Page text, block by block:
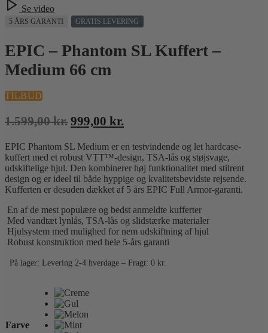
Se video
5 ÅRS GARANTI GRATIS LEVERING
EPIC – Phantom SL Kuffert –
Medium 66 cm
TILBUD
1.599,00kr. Den
pris
var:
1.599,00 kr..
999,00 kr.
pris
er:
999,00 kr..
EPIC Phantom SL Medium er en testvindende og let hardcase-
kuffert med et robust VTT™-design, TSA-lås og støjsvage,
udskiftelige hjul. Den kombinerer høj funktionalitet med stilrent
design og er ideel til både hyppige og kvalitetsbevidste rejsende.
Kufferten er desuden dækket af 5 års EPIC Full Armor-garanti.
En af de mest populære og bedst anmeldte kufferter
Med vandtæt lynlås, TSA-lås og slidstærke materialer
Hjulsystem med mulighed for nem udskiftning af hjul
Robust konstruktion med hele 5-års garanti
På lager: Levering 2-4 hverdage – Fragt: 0 kr.
Farve